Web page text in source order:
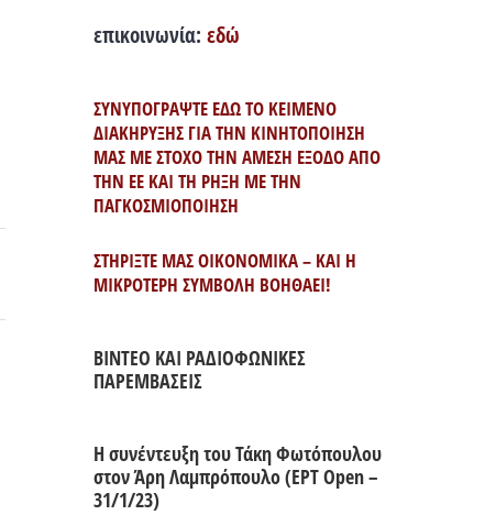
επικοινωνία: εδώ
ΣΥΝΥΠΟΓΡΑΨΤΕ ΕΔΩ ΤΟ ΚΕΙΜΕΝΟ
ΔΙΑΚΗΡΥΞΗΣ ΓΙΑ ΤΗΝ ΚΙΝΗΤΟΠΟΙΗΣΗ
ΜΑΣ ΜΕ ΣΤΟΧΟ ΤΗΝ ΑΜΕΣΗ ΕΞΟΔΟ ΑΠΟ
ΤΗΝ ΕΕ ΚΑΙ ΤΗ ΡΗΞΗ ΜΕ ΤΗΝ
ΠΑΓΚΟΣΜΙΟΠΟΙΗΣΗ
ΣΤΗΡΙΞΤΕ ΜΑΣ ΟΙΚΟΝΟΜΙΚΑ – ΚΑΙ Η
ΜΙΚΡΟΤΕΡΗ ΣΥΜΒΟΛΗ ΒΟΗΘΑΕΙ!
ΒΙΝΤΕΟ ΚΑΙ ΡΑΔΙΟΦΩΝΙΚΕΣ
ΠΑΡΕΜΒΑΣΕΙΣ
Η συνέντευξη του Τάκη Φωτόπουλου
στον Άρη Λαμπρόπουλο (ΕΡΤ Open –
31/1/23)